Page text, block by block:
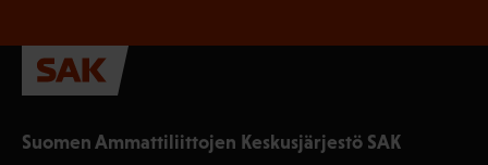
Suomen Ammattiliittojen Keskusjärjestö SAK